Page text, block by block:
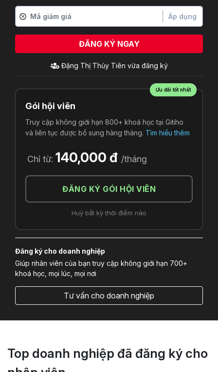
Áp dụng
ĐĂNG KÝ NGAY
Đặng Thị Thủy Tiên vừa đăng ký
Ưu đãi tốt nhất
Gói hội viên
Truy cập không giới hạn 800+ khoá học tại Gitiho
và liên tục được bổ sung hàng tháng. Tìm hiểu thêm
Chỉ từ: 140,000 đ /tháng
ĐĂNG KÝ GÓI HỘI VIÊN
Huỷ bất kỳ thời điểm nào
Đăng ký cho doanh nghiệp
Giúp nhân viên của bạn truy cập không giới hạn 700+
khoá học, mọi lúc, mọi nơi
Tư vấn cho doanh nghiệp
Top doanh nghiệp đã đăng ký cho